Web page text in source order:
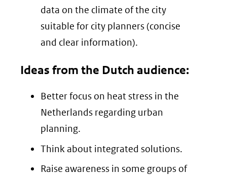
data on the climate of the city
suitable for city planners (concise
and clear information).
Ideas from the Dutch audience:
Better focus on heat stress in the
Netherlands regarding urban
planning.
Think about integrated solutions.
Raise awareness in some groups of